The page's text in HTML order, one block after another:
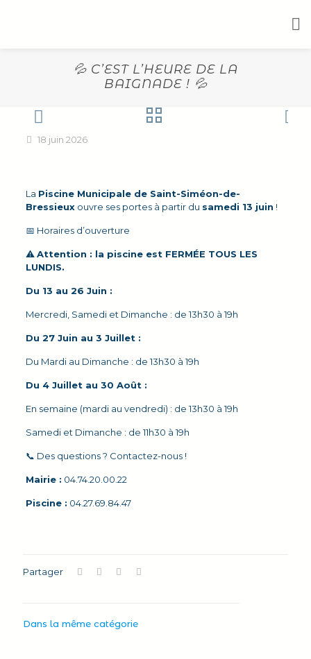
💦 C’EST L’HEURE DE LA
BAIGNADE ! 💦
18 juin 2026
La Piscine Municipale de Saint-Siméon-de-
Bressieuxouvre ses portes à partir du samedi 13 juin !
📅 Horaires d’ouverture
⚠️ Attention : la piscine est FERMÉE TOUS LES
LUNDIS.
Du 13 au 26 Juin :
Mercredi, Samedi et Dimanche : de 13h30 à 19h
Du 27 Juin au 3 Juillet :
Du Mardi au Dimanche : de 13h30 à 19h
Du 4 Juillet au 30 Août :
En semaine (mardi au vendredi) : de 13h30 à 19h
Samedi et Dimanche : de 11h30 à 19h
📞 Des questions ? Contactez-nous !
Mairie : 04.74.20.00.22
Piscine : 04.27.69.84.47
Partager
Dans la même catégorie